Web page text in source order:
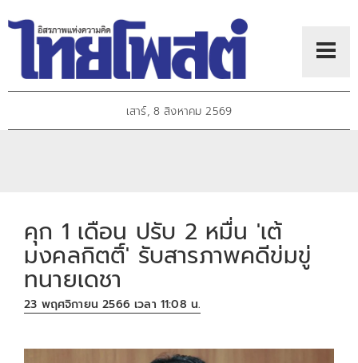
เสาร์, 8 สิงหาคม 2569
คุก 1 เดือน ปรับ 2 หมื่น 'เต้
มงคลกิตติ์' รับสารภาพคดีข่มขู่
ทนายเดชา
23 พฤศจิกายน 2566 เวลา 11:08 น.